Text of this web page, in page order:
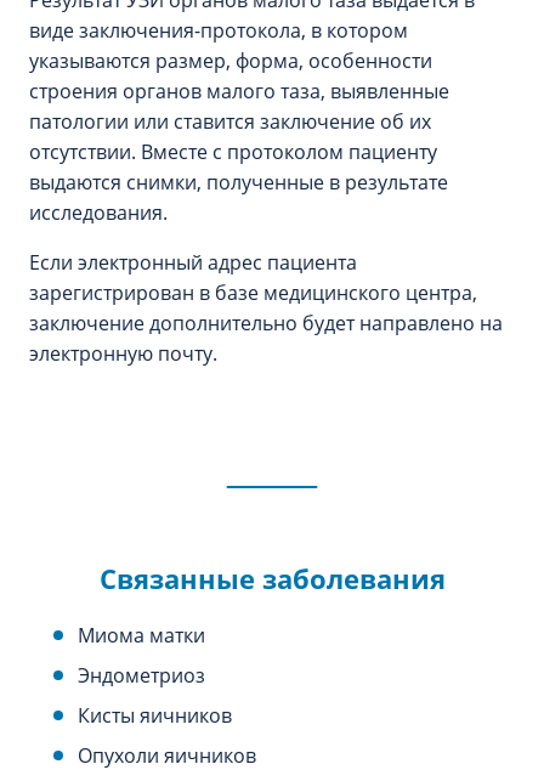
виде заключения-протокола, в котором
указываются размер, форма, особенности
строения органов малого таза, выявленные
патологии или ставится заключение об их
отсутствии. Вместе с протоколом пациенту
выдаются снимки, полученные в результате
исследования.
Если электронный адрес пациента
зарегистрирован в базе медицинского центра,
заключение дополнительно будет направлено на
электронную почту.
Связанные заболевания
Миома матки
Эндометриоз
Кисты яичников
Опухоли яичников